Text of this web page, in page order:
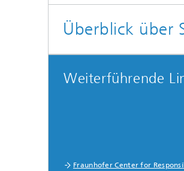
Überblick über
Weiterführende
Fraunhofer Center for